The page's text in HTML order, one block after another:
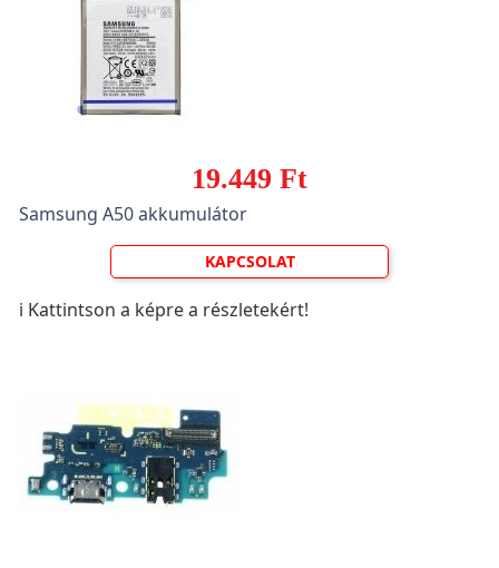
19.449 Ft
Samsung A50 akkumulátor
KAPCSOLAT
ℹ️ Kattintson a képre a részletekért!